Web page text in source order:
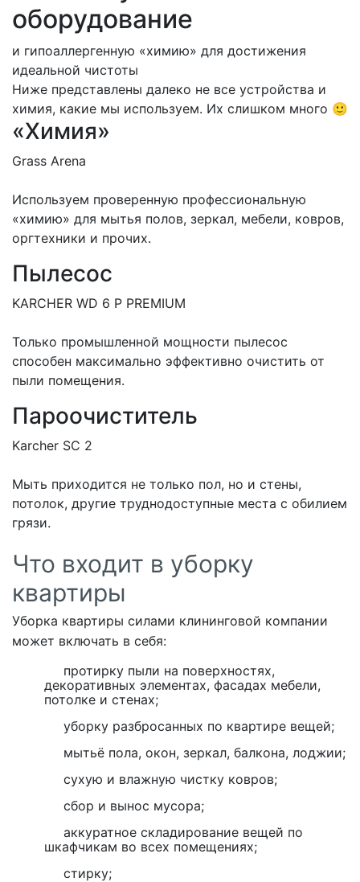
оборудование
и гипоаллергенную «химию» для достижения
идеальной чистоты
Ниже представлены далеко не все устройства и
химия, какие мы используем. Их слишком много 🙂
«Химия»
Grass Arena
Используем проверенную профессиональную
«химию» для мытья полов, зеркал, мебели, ковров,
оргтехники и прочих.
Пылесос
KARCHER WD 6 P PREMIUM
Только промышленной мощности пылесос
способен максимально эффективно очистить от
пыли помещения.
Пароочиститель
Karcher SC 2
Мыть приходится не только пол, но и стены,
потолок, другие труднодоступные места с обилием
грязи.
Что входит в уборку
квартиры
Уборка квартиры силами клининговой компании
может включать в себя:
протирку пыли на поверхностях,
декоративных элементах, фасадах мебели,
потолке и стенах;
уборку разбросанных по квартире вещей;
мытьё пола, окон, зеркал, балкона, лоджии;
сухую и влажную чистку ковров;
сбор и вынос мусора;
аккуратное складирование вещей по
шкафчикам во всех помещениях;
стирку;